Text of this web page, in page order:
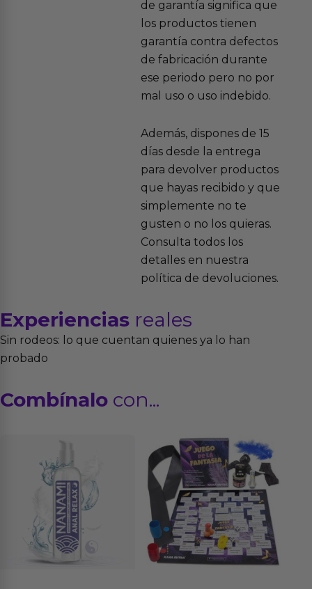
de garantía significa que
los productos tienen
garantía contra defectos
de fabricación durante
ese periodo pero no por
mal uso o uso indebido.
Además, dispones de 15
días desde la entrega
para devolver productos
que hayas recibido y que
simplemente no te
gusten o no los quieras.
Consulta todos los
detalles en nuestra
política de devoluciones.
Experiencias reales
Sin rodeos: lo que cuentan quienes ya lo han
probado
Combínalo con...